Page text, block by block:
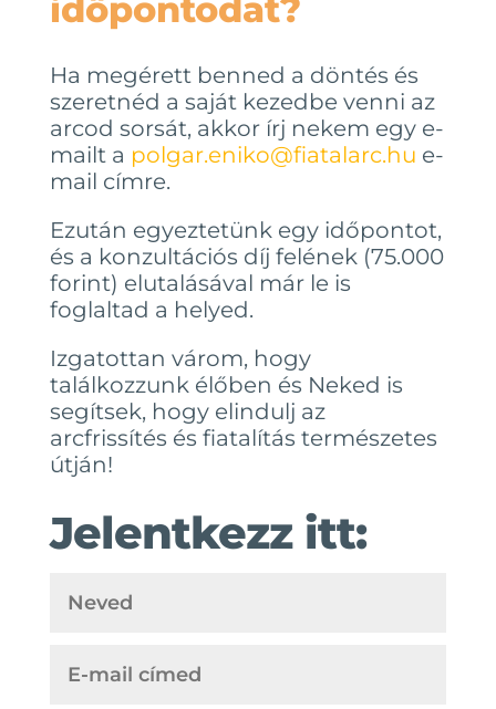
időpontodat?
Ha megérett benned a döntés és
szeretnéd a saját kezedbe venni az
arcod sorsát, akkor írj nekem egy e-
mailt a polgar.eniko@fiatalarc.hu e-
mail címre.
Ezután egyeztetünk egy időpontot,
és a konzultációs díj felének (75.000
forint) elutalásával már le is
foglaltad a helyed.
Izgatottan várom, hogy
találkozzunk élőben és Neked is
segítsek, hogy elindulj az
arcfrissítés és fiatalítás természetes
útján!
Jelentkezz itt: